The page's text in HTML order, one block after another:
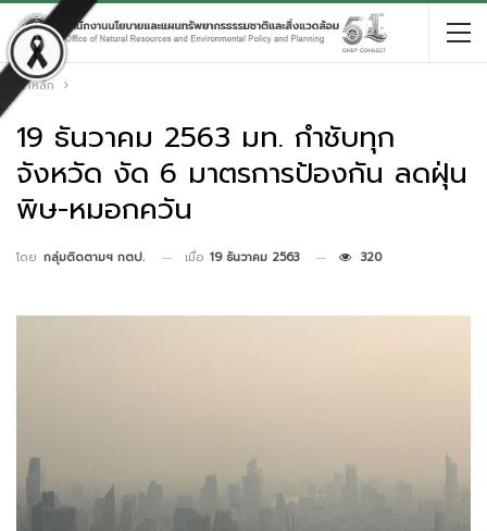
หน้าหลัก
19 ธันวาคม 2563 มท. กำชับทุก
จังหวัด งัด 6 มาตรการป้องกัน ลดฝุ่น
พิษ-หมอกควัน
โดย กลุ่มติดตามฯ กตป. เมื่อ 19 ธันวาคม 2563 320